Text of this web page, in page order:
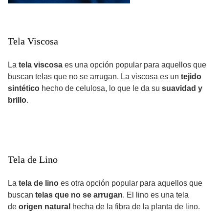
Tela Viscosa
La tela viscosa es una opción popular para aquellos que
buscan telas que no se arrugan. La viscosa es un tejido
sintético hecho de celulosa, lo que le da su suavidad y
brillo.
Tela de Lino
La tela de lino es otra opción popular para aquellos que
buscan telas que no se arrugan. El lino es una tela
de origen natural hecha de la fibra de la planta de lino.